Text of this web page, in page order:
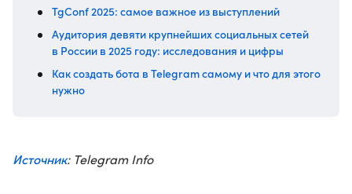
TgConf 2025: самое важное из выступлений
Аудитория девяти крупнейших социальных сетей
в России в 2025 году: исследования и цифры
Как создать бота в Telegram самому и что для этого
нужно
Источник: Telegram Info